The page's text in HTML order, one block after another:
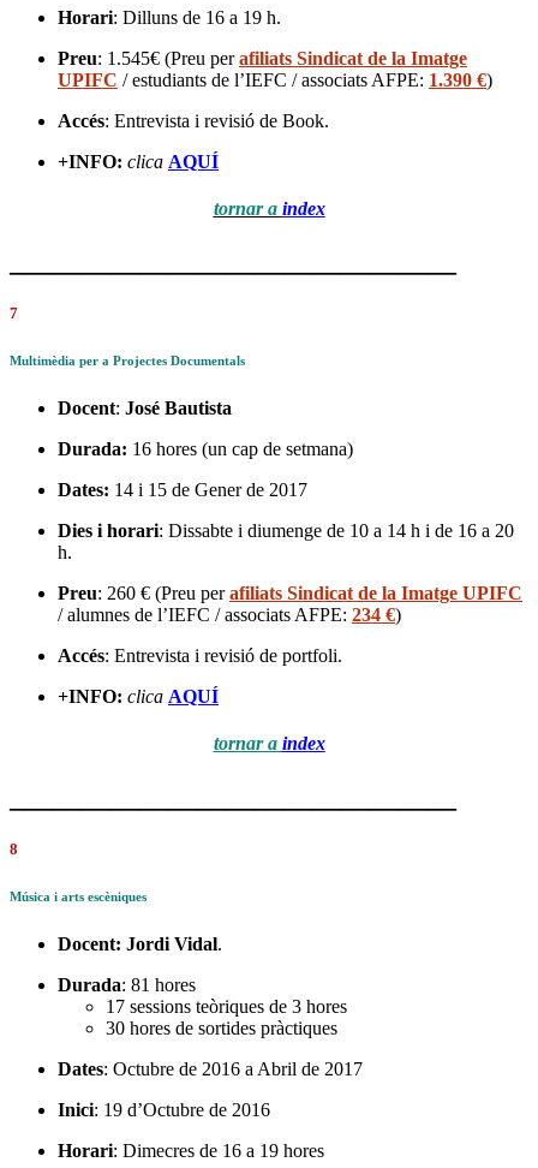
Horari: Dilluns de 16 a 19 h.
Preu: 1.545€ (Preu perafiliats Sindicat de la Imatge
UPIFC / estudiants de l’IEFC / associats AFPE: 1.390 €)
Accés: Entrevista i revisió de Book.
+INFO: clica AQUÍ
tornar a index
7
Multimèdia per a Projectes Documentals
Docent: José Bautista
Durada: 16 hores (un cap de setmana)
Dates: 14 i 15 de Gener de 2017
Dies i horari: Dissabte i diumenge de 10 a 14 h i de 16 a 20
h.
Preu: 260 € (Preu perafiliats Sindicat de la Imatge UPIFC
/ alumnes de l’IEFC / associats AFPE: 234 €)
Accés: Entrevista i revisió de portfoli.
+INFO: clica AQUÍ
tornar a index
8
Música i arts escèniques
Docent: Jordi Vidal.
Durada: 81 hores
17 sessions teòriques de 3 hores
30 hores de sortides pràctiques
Dates: Octubre de 2016 a Abril de 2017
Inici: 19 d’Octubre de 2016
Horari: Dimecres de 16 a 19 hores